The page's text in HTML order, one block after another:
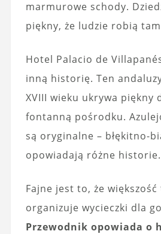
marmurowe schody.
piękny, że ludzie robią
Hotel Palacio de
inną historię. Ten
XVIII wieku ukrywa piękny
fontanną pośrodku.
są oryginalne – błękitno-
opowiadają różne historie.
Fajne jest to, że
organizuje wycieczki dla
Przewodnik opowiada o